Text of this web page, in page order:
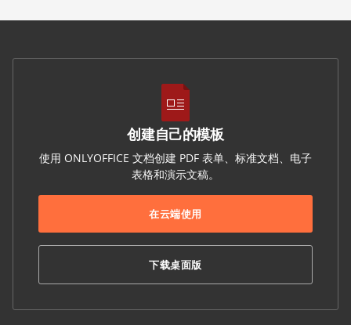
创建自己的模板
使用 ONLYOFFICE 文档创建 PDF 表单、标准文档、电子
表格和演示文稿。
在云端使用
下载桌面版